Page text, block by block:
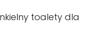
toalety dla